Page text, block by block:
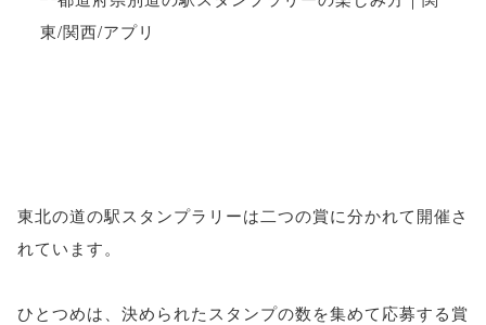
東北の道の駅スタンプラリーは二つの賞に分かれて開催さ
れています。
ひとつめは、決められたスタンプの数を集めて応募する賞